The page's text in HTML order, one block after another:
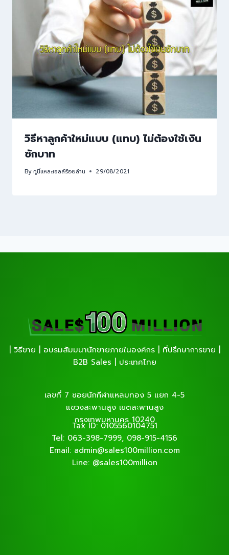
วิธีหาลูกค้าใหม่แบบ (แทบ) ไม่ต้องใช้เงิน
ซักบาท
Byกูนี่แหละเซลล์ร้อยล้าน 29/08/2021
| วิธีขาย | อบรมสัมมนานักขายภายในองค์กร | ที่ปรึกษาการขาย |
B2B Sales | ประเทศไทย
เลขที่ 7 ซอยนักกีฬาแหลมทอง 5 แยก 4-5
แขวงสะพานสูง เขตสะพานสูง
กรุงเทพมหานคร 10240
Tax ID: 0105560104751
Tel: 063-398-7999, 098-915-4156
Email: admin@sales100million.com
Line: @sales100million